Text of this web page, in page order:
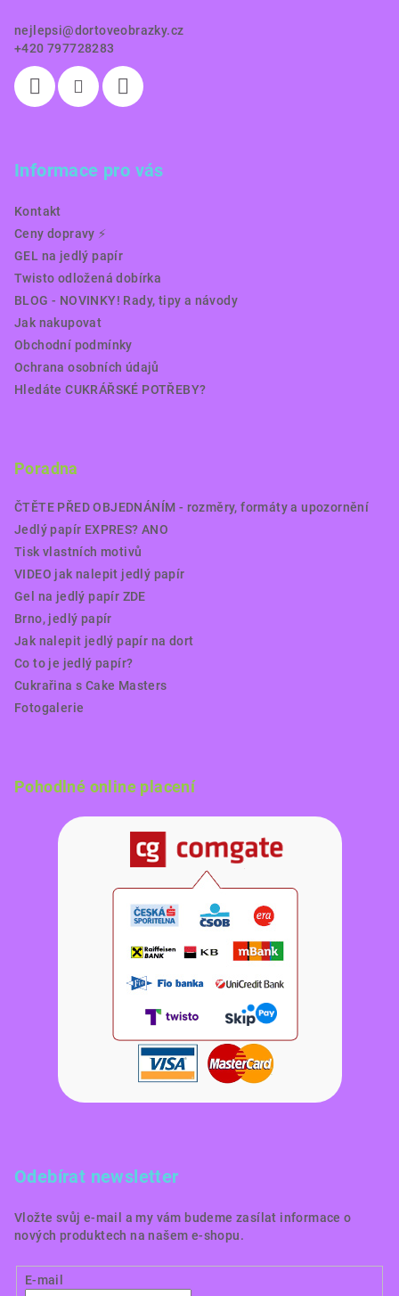
nejlepsi@dortoveobrazky.cz
+420 797728283
Informace pro vás
Kontakt
Ceny dopravy ⚡️
GEL na jedlý papír
Twisto odložená dobírka
BLOG - NOVINKY! Rady, tipy a návody
Jak nakupovat
Obchodní podmínky
Ochrana osobních údajů
Hledáte CUKRÁŘSKÉ POTŘEBY?
Poradna
ČTĚTE PŘED OBJEDNÁNÍM - rozměry, formáty a upozornění
Jedlý papír EXPRES? ANO
Tisk vlastních motivů
VIDEO jak nalepit jedlý papír
Gel na jedlý papír ZDE
Brno, jedlý papír
Jak nalepit jedlý papír na dort
Co to je jedlý papír?
Cukrařina s Cake Masters
Fotogalerie
Pohodlné online placení
Odebírat newsletter
Vložte svůj e-mail a my vám budeme zasílat informace o
nových produktech na našem e-shopu.
E-mail